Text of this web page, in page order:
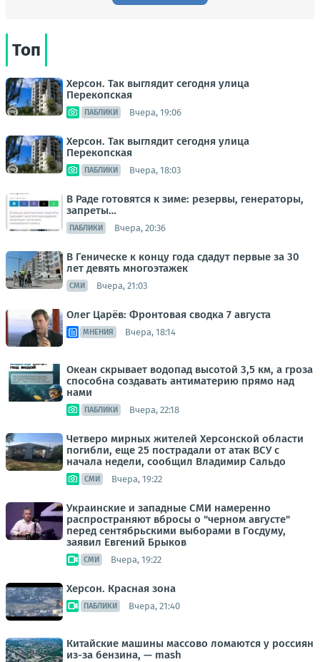
Топ
Херсон. Так выглядит сегодня улица
Перекопская
ПАБЛИКИ Вчера, 19:06
Херсон. Так выглядит сегодня улица
Перекопская
ПАБЛИКИ Вчера, 18:03
В Раде готовятся к зиме: резервы, генераторы,
запреты…
ПАБЛИКИ Вчера, 20:36
В Геническе к концу года сдадут первые за 30
лет девять многоэтажек
СМИ Вчера, 21:03
Олег Царёв: Фронтовая сводка 7 августа
МНЕНИЯ Вчера, 18:14
Океан скрывает водопад высотой 3,5 км, а гроза
способна создавать антиматерию прямо над
нами
ПАБЛИКИ Вчера, 22:18
Четверо мирных жителей Херсонской области
погибли, еще 25 пострадали от атак ВСУ с
начала недели, сообщил Владимир Сальдо
СМИ Вчера, 19:22
Украинские и западные СМИ намеренно
распространяют вбросы о "черном августе"
перед сентябрьскими выборами в Госдуму,
заявил Евгений Брыков
СМИ Вчера, 19:22
Херсон. Красная зона
ПАБЛИКИ Вчера, 21:40
Китайские машины массово ломаются у россиян
из-за бензина, — mash